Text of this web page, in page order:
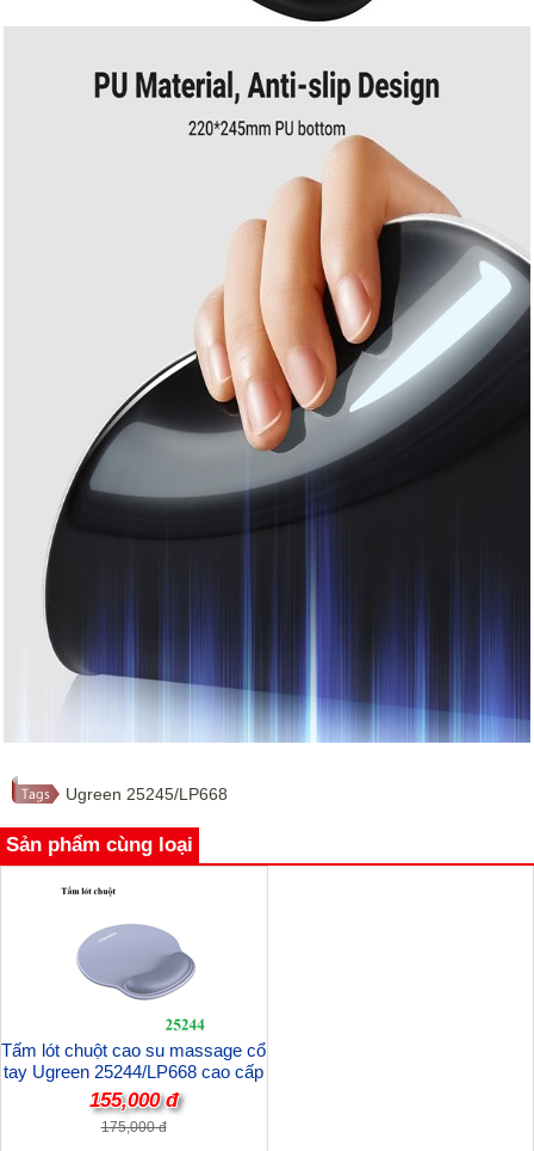
Ugreen 25245/LP668
Sản phẩm cùng loại
Tấm lót chuột cao su massage cổ
tay Ugreen 25244/LP668 cao cấp
(Màu Xám)
155,000 đ
175,000 đ